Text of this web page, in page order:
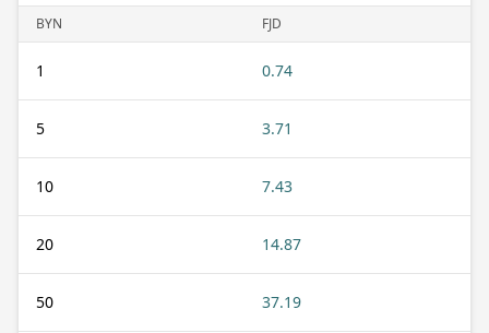
BYN FJD
1 0.74
5 3.71
10 7.43
20 14.87
50 37.19